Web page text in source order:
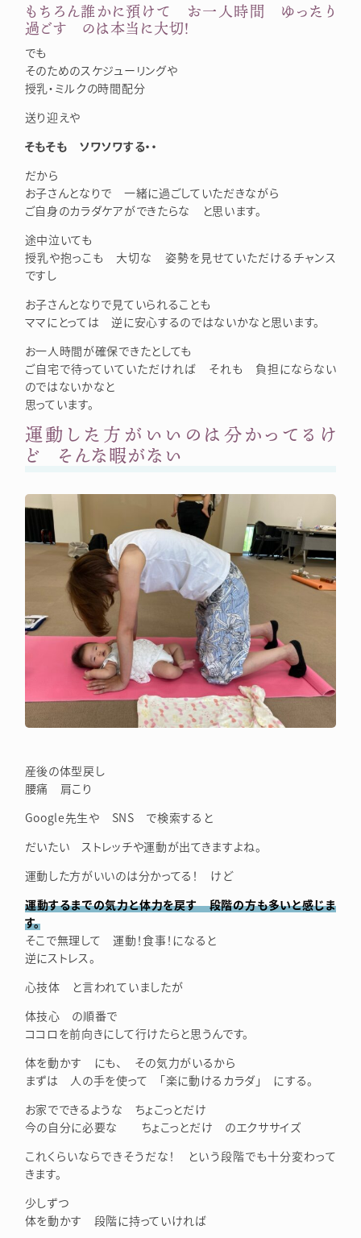
もちろん誰かに預けて お一人時間 ゆったり
過ごす のは本当に大切！
でも
そのためのスケジューリングや
授乳・ミルクの時間配分
送り迎えや
そもそも ソワソワする・・
だから
お子さんとなりで 一緒に過ごしていただきながら
ご自身のカラダケアができたらな と思います。
途中泣いても
授乳や抱っこも 大切な 姿勢を見せていただけるチャンス
ですし
お子さんとなりで見ていられることも
ママにとっては 逆に安心するのではないかなと思います。
お一人時間が確保できたとしても
ご自宅で待っていていただければ それも 負担にならない
のではないかなと
思っています。
運動した方がいいのは分かってるけ
ど そんな暇がない
産後の体型戻し
腰痛 肩こり
Google先生や SNS で検索すると
だいたい ストレッチや運動が出てきますよね。
運動した方がいいのは分かってる！ けど
運動するまでの気力と体力を戻す 段階の方も多いと感じま
す。
そこで無理して 運動！食事！になると
逆にストレス。
心技体 と言われていましたが
体技心 の順番で
ココロを前向きにして行けたらと思うんです。
体を動かす にも、 その気力がいるから
まずは 人の手を使って 「楽に動けるカラダ」 にする。
お家でできるような ちょこっとだけ
今の自分に必要な ちょこっとだけ のエクササイズ
これくらいならできそうだな！ という段階でも十分変わって
きます。
少しずつ
体を動かす 段階に持っていければ